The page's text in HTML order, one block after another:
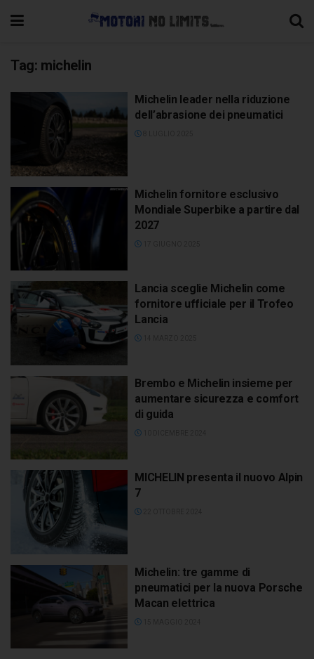
Tag: michelin
Michelin leader nella riduzione
dell’abrasione dei pneumatici
Michelin fornitore esclusivo
Mondiale Superbike a partire dal
2027
Lancia sceglie Michelin come
fornitore ufficiale per il Trofeo
Lancia
Brembo e Michelin insieme per
aumentare sicurezza e comfort
di guida
MICHELIN presenta il nuovo Alpin
7
Michelin: tre gamme di
pneumatici per la nuova Porsche
Macan elettrica